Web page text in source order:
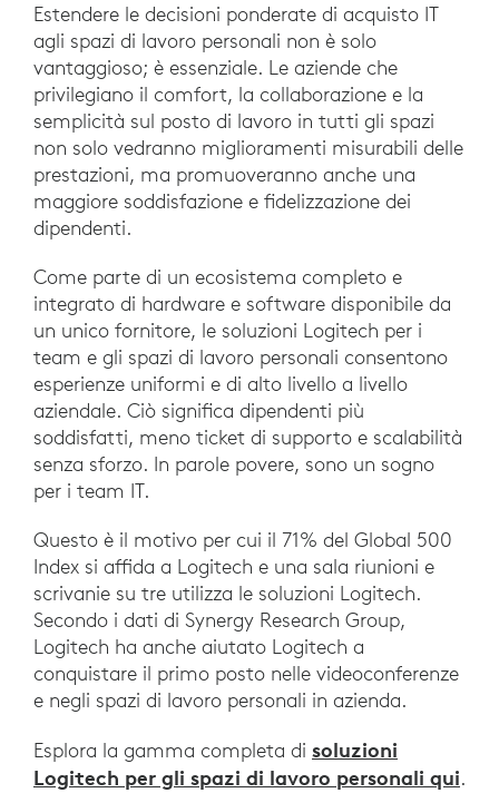
Estendere le decisioni ponderate di acquisto IT
agli spazi di lavoro personali non è solo
vantaggioso; è essenziale. Le aziende che
privilegiano il comfort, la collaborazione e la
semplicità sul posto di lavoro in tutti gli spazi
non solo vedranno miglioramenti misurabili delle
prestazioni, ma promuoveranno anche una
maggiore soddisfazione e fidelizzazione dei
dipendenti.
Come parte di un ecosistema completo e
integrato di hardware e software disponibile da
un unico fornitore, le soluzioni Logitech per i
team e gli spazi di lavoro personali consentono
esperienze uniformi e di alto livello a livello
aziendale. Ciò significa dipendenti più
soddisfatti, meno ticket di supporto e scalabilità
senza sforzo. In parole povere, sono un sogno
per i team IT.
Questo è il motivo per cui il 71% del Global 500
Index si affida a Logitech e una sala riunioni e
scrivanie su tre utilizza le soluzioni Logitech.
Secondo i dati di Synergy Research Group,
Logitech ha anche aiutato Logitech a
conquistare il primo posto nelle videoconferenze
e negli spazi di lavoro personali in azienda.
Esplora la gamma completa di soluzioni
Logitech per gli spazi di lavoro personali qui.